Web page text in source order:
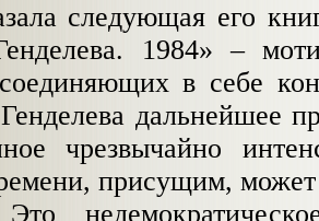
следующая его
1984» –
в себе
Генделева дальнейшее
чрезвычайно
присущим,